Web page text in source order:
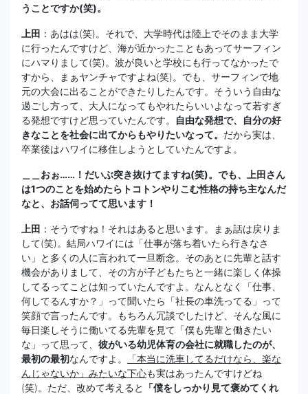
うことですか(笑)。
上田 ：あはは(笑)。それで、大学時代は陸上でそのまま大学
に行ったんですけど、海が近かったこともあってサーフィン
にハマりまして(笑)。波が良いと学校にも行ってなかったで
すから、まぁヤンチャですよね(笑)。でも、サーフィンで地
元の大会に出ることができたりしたんです。そういう自由な
過ごし方って、大人になってもやれたらいいよなって若すぎ
る発想ですけど思っていたんです。
自由な発想で、自分の好
きなことを社会に出てからもやりたいなって。 だから実は、
卒業後はハワイに移住しようとしていたんですよ。
＿＿おぉ……！だいぶ突き抜けてますね(笑)。でも、上田さん
は1つのことを始めたらトコトンやりこむ性格の持ち主なんだ
なと、お話伺ってて思います！
上田 ：そうですね！それはあると思います。まぁ話は戻りま
して(笑)。結局ハワイには「仕事が落ち着いたら行きなさ
い」と多くの人に言われて一旦断念。そのあとに先輩と話す
機会がありまして、その方が子どもたちと一緒に楽しく体操
してるってことは知っていたんですよ。なんとなく「仕事、
何してるんすか？」って聞いたら「社長の車洗ってる」って
笑顔で言ったんです。もちろん冗談でしたけど、そんな風に
毎日楽しそうに働いてる先輩を見て「僕も先輩と働きたい
な」って思って、 彼がいる幼児体育の会社に就職したのが、
最初の最初なんですよ。
「本当に洗車してるだけなら、楽な
んじゃないか」みたいな下心も実はあったんですけどね
(笑)。ただ、改めて考えると
「僕をしっかり見て褒めてくれ